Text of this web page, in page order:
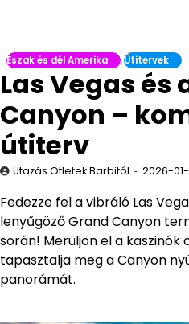
Észak és dél Amerika Útitervek
Las Vegas és
Canyon –
útiterv
Utazás Ötletek Barbitól 2026-
Fedezze fel a vibráló Las
lenyűgöző Grand Canyon
során! Merüljön el a kaszinók
tapasztalja meg a Canyon
panorámát.